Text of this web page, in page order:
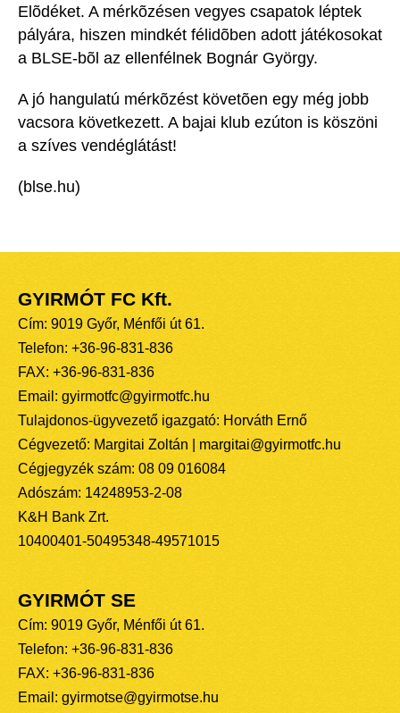
Elõdéket. A mérkõzésen vegyes csapatok léptek
pályára, hiszen mindkét félidõben adott játékosokat
a BLSE-bõl az ellenfélnek Bognár György.
A jó hangulatú mérkõzést követõen egy még jobb
vacsora következett. A bajai klub ezúton is köszöni
a szíves vendéglátást!
(blse.hu)
GYIRMÓT FC Kft.
Cím: 9019 Győr, Ménfői út 61.
Telefon: +36-96-831-836
FAX: +36-96-831-836
Email: gyirmotfc@gyirmotfc.hu
Tulajdonos-ügyvezető igazgató: Horváth Ernő
Cégvezető: Margitai Zoltán | margitai@gyirmotfc.hu
Cégjegyzék szám: 08 09 016084
Adószám: 14248953-2-08
K&H Bank Zrt.
10400401-50495348-49571015
GYIRMÓT SE
Cím: 9019 Győr, Ménfői út 61.
Telefon: +36-96-831-836
FAX: +36-96-831-836
Email: gyirmotse@gyirmotse.hu